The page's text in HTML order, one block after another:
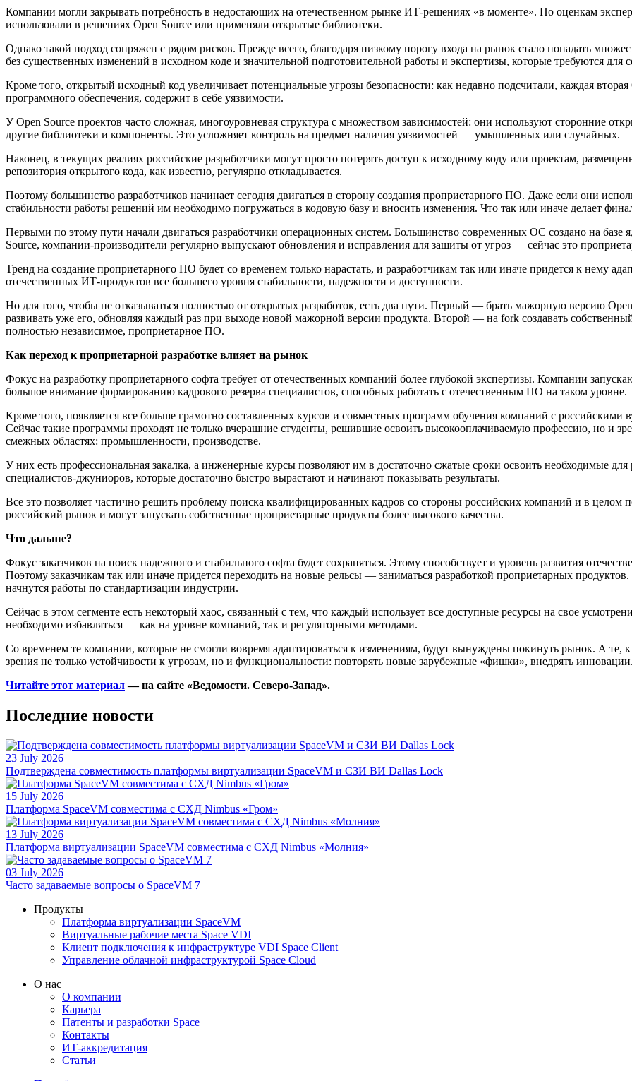
Компании могли закрывать потребность в недостающих на отечественном рынке ИТ-решениях «в моменте». По оценкам
использовали в решениях Open Source или применяли открытые библиотеки.
Однако такой подход сопряжен с рядом рисков. Прежде всего, благодаря низкому порогу входа на рынок стало попадать
без существенных изменений в исходном коде и значительной подготовительной работы и экспертизы, которые требуются для
Кроме того, открытый исходный код увеличивает потенциальные угрозы безопасности: как недавно подсчитали, каждая вторая
программного обеспечения, содержит в себе уязвимости.
У Open Source проектов часто сложная, многоуровневая структура с множеством зависимостей: они используют сторонние
другие библиотеки и компоненты. Это усложняет контроль на предмет наличия уязвимостей — умышленных или случайных.
Наконец, в текущих реалиях российские разработчики могут просто потерять доступ к исходному коду или проектам,
репозитория открытого кода, как известно, регулярно откладывается.
Поэтому большинство разработчиков начинает сегодня двигаться в сторону создания проприетарного ПО. Даже если они
стабильности работы решений им необходимо погружаться в кодовую базу и вносить изменения. Что так или иначе делает
Первыми по этому пути начали двигаться разработчики операционных систем. Большинство современных ОС создано на
Source, компании-производители регулярно выпускают обновления и исправления для защиты от угроз — сейчас это
Тренд на создание проприетарного ПО будет со временем только нарастать, и разработчикам так или иначе придется к нему
отечественных ИТ-продуктов все большего уровня стабильности, надежности и доступности.
Но для того, чтобы не отказываться полностью от открытых разработок, есть два пути. Первый — брать мажорную версию
развивать уже его, обновляя каждый раз при выходе новой мажорной версии продукта. Второй — на fork создавать
полностью независимое, проприетарное ПО.
Как переход к проприетарной разработке влияет на рынок
Фокус на разработку проприетарного софта требует от отечественных компаний более глубокой экспертизы. Компании
большое внимание формированию кадрового резерва специалистов, способных работать с отечественным ПО на таком уровне.
Кроме того, появляется все больше грамотно составленных курсов и совместных программ обучения компаний с российскими
Сейчас такие программы проходят не только вчерашние студенты, решившие освоить высокооплачиваемую профессию, но и
смежных областях: промышленности, производстве.
У них есть профессиональная закалка, а инженерные курсы позволяют им в достаточно сжатые сроки освоить необходимые
специалистов-джуниоров, которые достаточно быстро вырастают и начинают показывать результаты.
Все это позволяет частично решить проблему поиска квалифицированных кадров со стороны российских компаний и в целом
российский рынок и могут запускать собственные проприетарные продукты более высокого качества.
Что дальше?
Фокус заказчиков на поиск надежного и стабильного софта будет сохраняться. Этому способствует и уровень развития
Поэтому заказчикам так или иначе придется переходить на новые рельсы — заниматься разработкой проприетарных
начнутся работы по стандартизации индустрии.
Сейчас в этом сегменте есть некоторый хаос, связанный с тем, что каждый использует все доступные ресурсы на свое
необходимо избавляться — как на уровне компаний, так и регуляторными методами.
Со временем те компании, которые не смогли вовремя адаптироваться к изменениям, будут вынуждены покинуть рынок. А те,
зрения не только устойчивости к угрозам, но и функциональности: повторять новые зарубежные «фишки», внедрять инновации.
Читайте этот материал— на сайте «Ведомости. Северо-Запад».
Последние новости
23 July 2026
Подтверждена совместимость платформы виртуализации SpaceVM и СЗИ ВИ Dallas Lock
15 July 2026
Платформа SpaceVM совместима с СХД Nimbus «Гром»
13 July 2026
Платформа виртуализации SpaceVM совместима с СХД Nimbus «Молния»
03 July 2026
Часто задаваемые вопросы о SpaceVM 7
Продукты
Платформа виртуализации SpaceVM
Виртуальные рабочие места Space VDI
Клиент подключения к инфраструктуре VDI Space Client
Управление облачной инфраструктурой Space Cloud
О нас
О компании
Карьера
Патенты и разработки Space
Контакты
ИТ-аккредитация
Статьи